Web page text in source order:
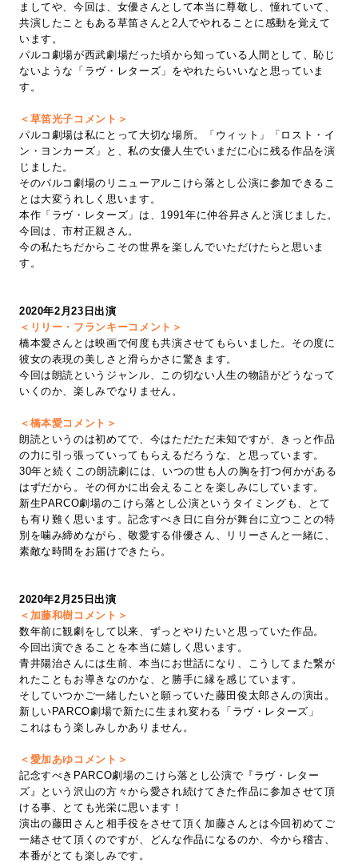
ましてや、今回は、女優さんとして本当に尊敬し、憧れていて、
共演したこともある草笛さんと2人でやれることに感動を覚えて
います。
パルコ劇場が西武劇場だった頃から知っている人間として、恥じ
ないような「ラヴ・レターズ」をやれたらいいなと思っていま
す。
＜草笛光子コメント＞
パルコ劇場は私にとって大切な場所。「ウィット」「ロスト・イ
ン・ヨンカーズ」と、私の女優人生でいまだに心に残る作品を演
じました。
そのパルコ劇場のリニューアルこけら落とし公演に参加できるこ
とは大変うれしく思います。
本作「ラヴ・レターズ」は、1991年に仲谷昇さんと演じました。
今回は、市村正親さん。
今の私たちだからこその世界を楽しんでいただけたらと思いま
す。
2020年2月23日出演
＜リリー・フランキーコメント＞
橋本愛さんとは映画で何度も共演させてもらいました。その度に
彼女の表現の美しさと滑らかさに驚きます。
今回は朗読というジャンル、この切ない人生の物語がどうなって
いくのか、楽しみでなりません。
＜橋本愛コメント＞
朗読というのは初めてで、今はただただ未知ですが、きっと作品
の力に引っ張っていってもらえるだろうな、と思っています。
30年と続くこの朗読劇には、いつの世も人の胸を打つ何かがある
はずだから。その何かに出会えることを楽しみにしています。
新生PARCO劇場のこけら落とし公演というタイミングも、とて
も有り難く思います。記念すべき日に自分が舞台に立つことの特
別を噛み締めながら、敬愛する俳優さん、リリーさんと一緒に、
素敵な時間をお届けできたら。
2020年2月25日出演
＜加藤和樹コメント＞
数年前に観劇をして以来、ずっとやりたいと思っていた作品。
今回出演できることを本当に嬉しく思います。
青井陽治さんには生前、本当にお世話になり、こうしてまた繋が
れたこともお導きなのかな、と勝手に縁を感じています。
そしていつかご一緒したいと願っていた藤田俊太郎さんの演出。
新しいPARCO劇場で新たに生まれ変わる「ラヴ・レターズ」
これはもう楽しみしかありません。
＜愛加あゆコメント＞
記念すべきPARCO劇場のこけら落とし公演で『ラヴ・レター
ズ』という沢山の方々から愛され続けてきた作品に参加させて頂
ける事、とても光栄に思います！
演出の藤田さんと相手役をさせて頂く加藤さんとは今回初めてご
一緒させて頂くのですが、どんな作品になるのか、今から稽古、
本番がとても楽しみです。